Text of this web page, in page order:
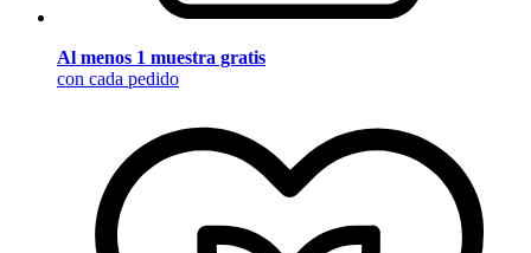
Al menos 1 muestra gratis
con cada pedido